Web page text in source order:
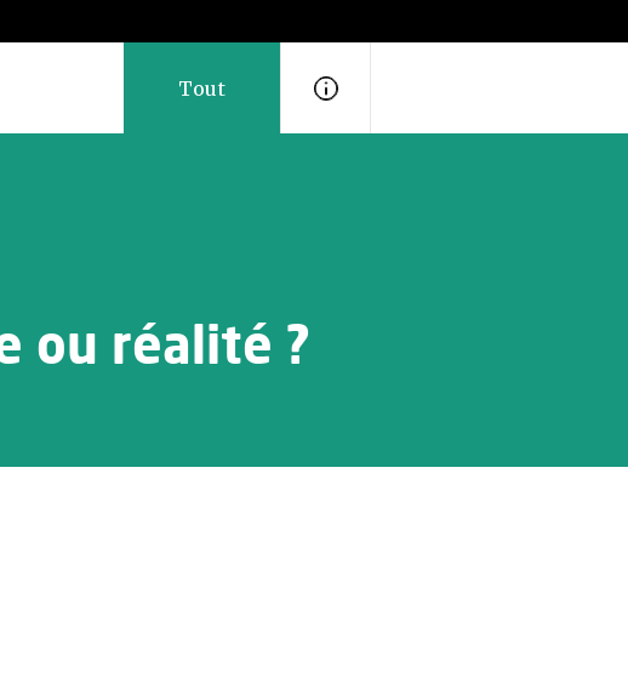
Tout
ou réalité ?